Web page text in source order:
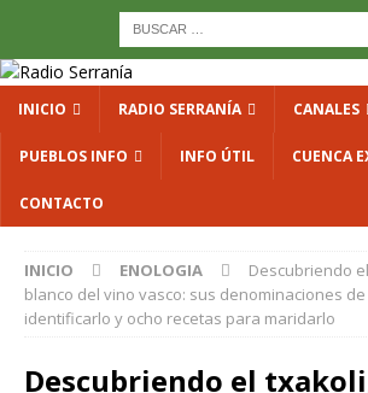
INICIO RADIO SERRANÍA CANALES
PUEBLOS INFO INFO ÚTIL CUENCA
CONTACTO
INICIO ENOLOGIA
Descubriendo
blanco del vino vasco: sus denominaciones
identificarlo y ocho recetas para maridarlo
Descubriendo el